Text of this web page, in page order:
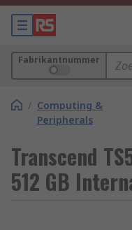
Fabrikantnummer
/ Computing &
Peripherals
Transcend
512 GB